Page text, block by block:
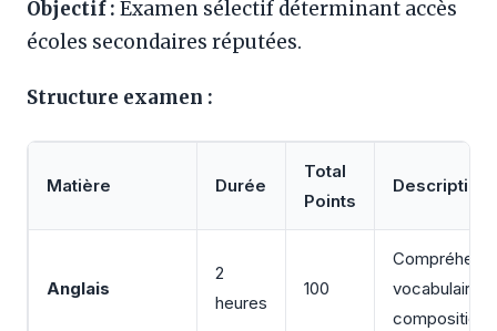
Objectif : Examen sélectif déterminant accès
écoles secondaires réputées.
Structure examen :
Matière Durée
Total
Points
Description
Anglais
2
heures
100
vocabulaire,
composition